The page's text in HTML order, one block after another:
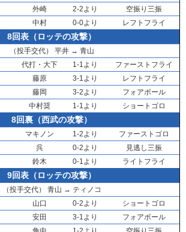
外崎 2-2より
空振り三振
中村 0-0より レフトフライ
8回表（ロッテの攻撃）
（投手交代） 平井→ 青山
代打・ 大下 1-1より
ファーストフライ
藤原 3-1より
レフトフライ
藤岡 3-2より
フォアボール
中村奨 1-1より ショートゴロ
8回裏（西武の攻撃）
マキノン 1-2より
ファーストゴロ
呉 0-2より
見逃し三振
鈴木 0-1より ライトフライ
9回表（ロッテの攻撃）
（投手交代） 青山 → ティノコ
山口 0-2より
ショートゴロ
安田 3-1より
フォアボール